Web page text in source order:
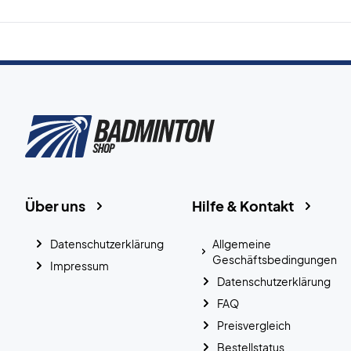
Hilfe & Kontakt
Allgemeine
Geschäftsbedingungen
Datenschutzerklärung
FAQ
Preisvergleich
Bestellstatus
Über uns
Datenschutzerklärung
Impressum